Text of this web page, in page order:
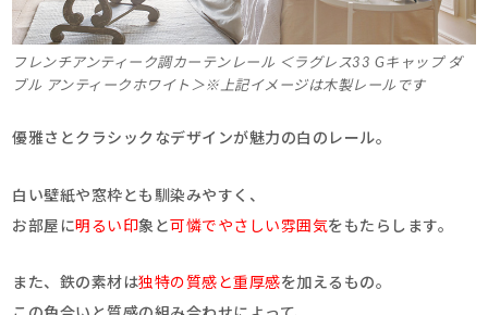
フレンチアンティーク調カーテンレール ＜ラグレス33 Gキャップ ダ
ブル アンティークホワイト＞※上記イメージは木製レールです
優雅さとクラシックなデザインが魅力の白のレール。
白い壁紙や窓枠とも馴染みやすく、
お部屋に明るい印象と 可憐でやさしい雰囲気をもたらします。
また、鉄の素材は独特の質感と重厚感を加えるもの。